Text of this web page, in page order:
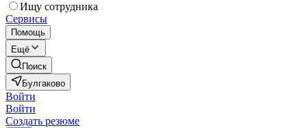
Ищу сотрудника
Сервисы
Помощь
Ещё
Поиск
Булгаково
Войти
Войти
Создать резюме